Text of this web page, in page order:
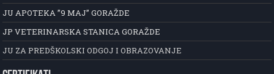
JU APOTEKA ”9 MAJ” GORAŽDE
JP VETERINARSKA STANICA GORAŽDE
JU ZA PREDŠKOLSKI ODGOJ I OBRAZOVANJE